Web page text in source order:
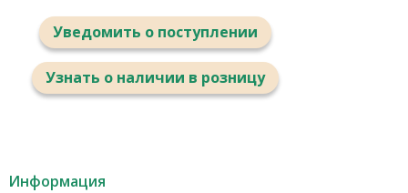
Уведомить о поступлении
Узнать о наличии в розницу
Информация